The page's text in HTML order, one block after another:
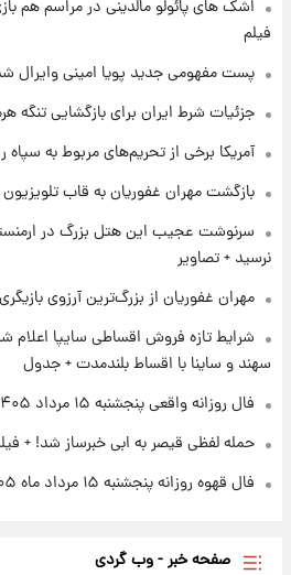
سود مشارکت
زمان پخش «مرد
۱ روز پیش
کار استقلال و
عکس / خداحافظی
مذاق رضاییان
اشک های پائولو مالدینی در مراسم هم
فیلم
پست مفهومی جدید پویا امینی
جزئیات شرط ایران برای بازگشایی تنگه
آمریکا برخی از تحریم‌های مربوط به
بازگشت مهران غفوریان به قاب تلویزیون
سرنوشت عجیب این هتل بزرگ در
نرسید + تصاویر
مهران غفوریان از بزرگ‌ترین آرزوی
شرایط تازه فروش اقساطی سایپا
سهند و ساینا با اقساط بلندمدت + جدول
فال روزانه واقعی پنجشنبه ۱۵ مرداد ۱۴۰۵
حمله لفظی قیصر به ابی خبرساز شد! +
فال قهوه روزانه پنجشنبه ۱۵ مرداد ماه ۱۴۰۵
صفحه خبر - وب گردی